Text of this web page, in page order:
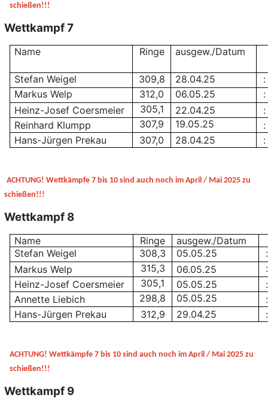
schießen!!!
Wettkampf 7
Name Ringe ausgew./Datum
Stefan Weigel 309,8 28.04.25
:
Markus Welp
312,0 06.05.25
:
Heinz-Josef Coersmeier
305,1 22.04.25
:
Reinhard Klumpp
307,9 19.05.25
:
Hans-Jürgen Prekau
307,0 28.04.25 :
ACHTUNG! Wettkämpfe 7 bis 10 sind auch noch im April / Mai 2025 zu
schießen!!!
Wettkampf 8
Name Ringe
ausgew./Datum
Stefan Weigel
308,3 05.05.25
:
Markus Welp
315,3 06.05.25
:
Heinz-Josef Coersmeier
305,1 05.05.25
:
Annette Liebich
298,8 05.05.25
:
Hans-Jürgen Prekau
312,9 29.04.25 :
ACHTUNG! Wettkämpfe 7 bis 10 sind auch noch im April / Mai 2025 zu
schießen!!!
Wettkampf 9